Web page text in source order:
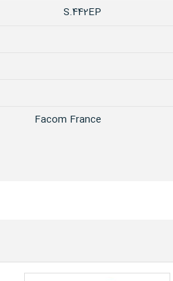
S.442EP
Facom France